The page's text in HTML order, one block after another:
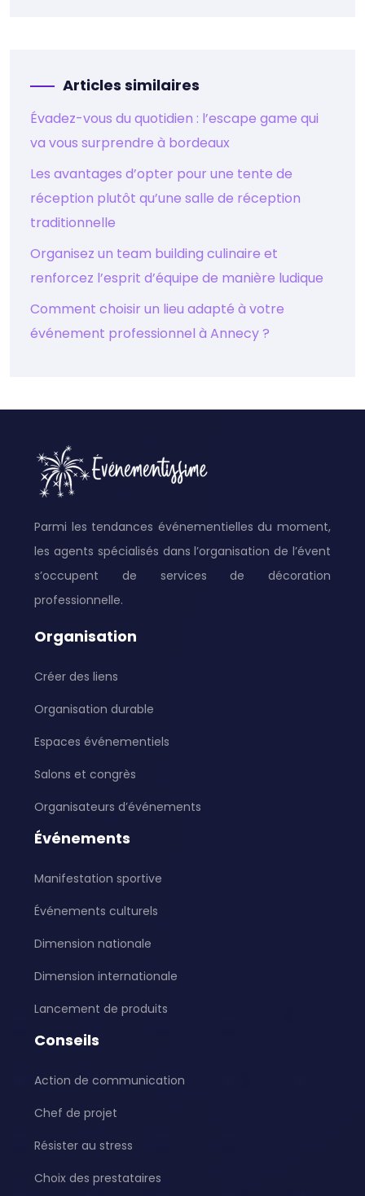
Articles similaires
Évadez-vous du quotidien : l’escape game qui
va vous surprendre à bordeaux
Les avantages d’opter pour une tente de
réception plutôt qu’une salle de réception
traditionnelle
Organisez un team building culinaire et
renforcez l’esprit d’équipe de manière ludique
Comment choisir un lieu adapté à votre
événement professionnel à Annecy ?
Parmi les tendances événementielles du moment,
les agents spécialisés dans l’organisation de l’évent
s’occupent de services de décoration
professionnelle.
Organisation
Créer des liens
Organisation durable
Espaces événementiels
Salons et congrès
Organisateurs d’événements
Événements
Manifestation sportive
Événements culturels
Dimension nationale
Dimension internationale
Lancement de produits
Conseils
Action de communication
Chef de projet
Résister au stress
Choix des prestataires